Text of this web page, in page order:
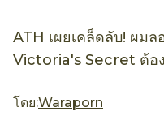
ATH เผยเคล็ดลับ! ผม
Victoria's Secret ต้อง
โดย:Waraporn